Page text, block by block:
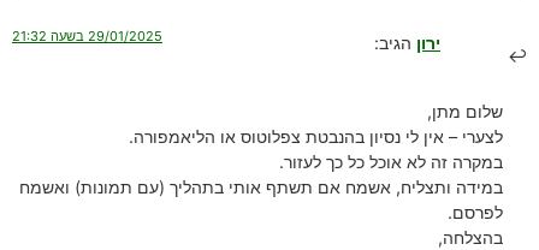
ירון הגיב: 29/01/2025 בשעה 21:32
שלום מתן,
לצערי – אין לי נסיון בהנבטת צפלוטוס או הליאמפורה.
במקרה זה לא אוכל כל כך לעזור.
במידה ותצליח, אשמח אם תשתף אותי בתהליך (עם תמונות) ואשמח
לפרסם.
בהצלחה,